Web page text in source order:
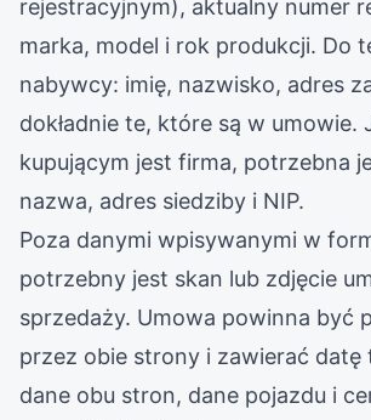
rejestracyjnym), aktualny numer
marka, model i rok produkcji. Do
nabywcy: imię, nazwisko, adres
dokładnie te, które są w umowie.
kupującym jest firma, potrzebna
nazwa, adres siedziby i NIP.
Poza danymi wpisywanymi w
potrzebny jest skan lub zdjęcie
sprzedaży. Umowa powinna być
przez obie strony i zawierać datę
dane obu stron, dane pojazdu i